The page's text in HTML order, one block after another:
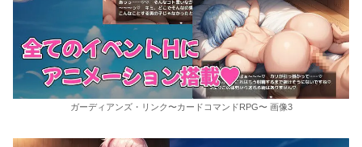
ガーディアンズ・リンク〜カードコマンドRPG〜 画像3